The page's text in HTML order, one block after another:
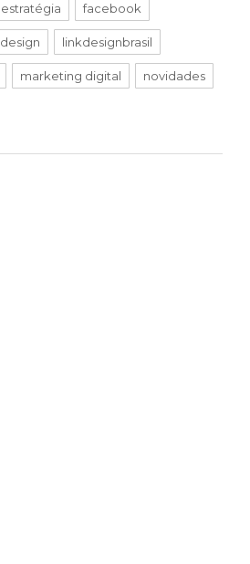
estratégia facebook
linkdesignbrasil
marketing digital novidades